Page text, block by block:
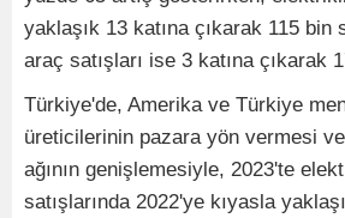
yaklaşık 13 katına çıkarak 115
araç satışları ise 3 katına çıkarak
Türkiye'de, Amerika ve Türkiye
üreticilerinin pazara yön vermesi
ağının genişlemesiyle, 2023'te
satışlarında 2022'ye kıyasla